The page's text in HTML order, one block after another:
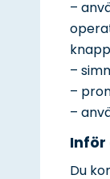
–
–
–
–
Du